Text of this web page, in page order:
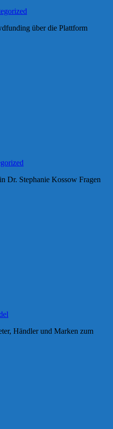
über die Plattform
Dr. Stephanie Kossow Fragen
Händler und Marken zum